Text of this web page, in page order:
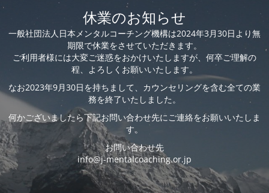
休業のお知らせ
一般社団法人日本メンタルコーチング機構は2024年3月30日より無
期限で休業をさせていただきます。
ご利用者様には大変ご迷惑をおかけいたしますが、何卒ご理解の
程、よろしくお願いいたします。
なお2023年9月30日を持ちまして、カウンセリングを含む全ての業
務を終了いたしました。
何かございましたら下記お問い合わせ先にご連絡をお願いいたしま
す。
お問い合わせ先
info@j-mentalcoaching.or.jp